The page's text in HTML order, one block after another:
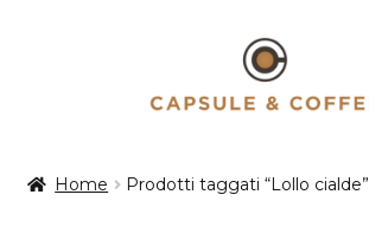
Home Prodotti taggati “Lollo cialde”